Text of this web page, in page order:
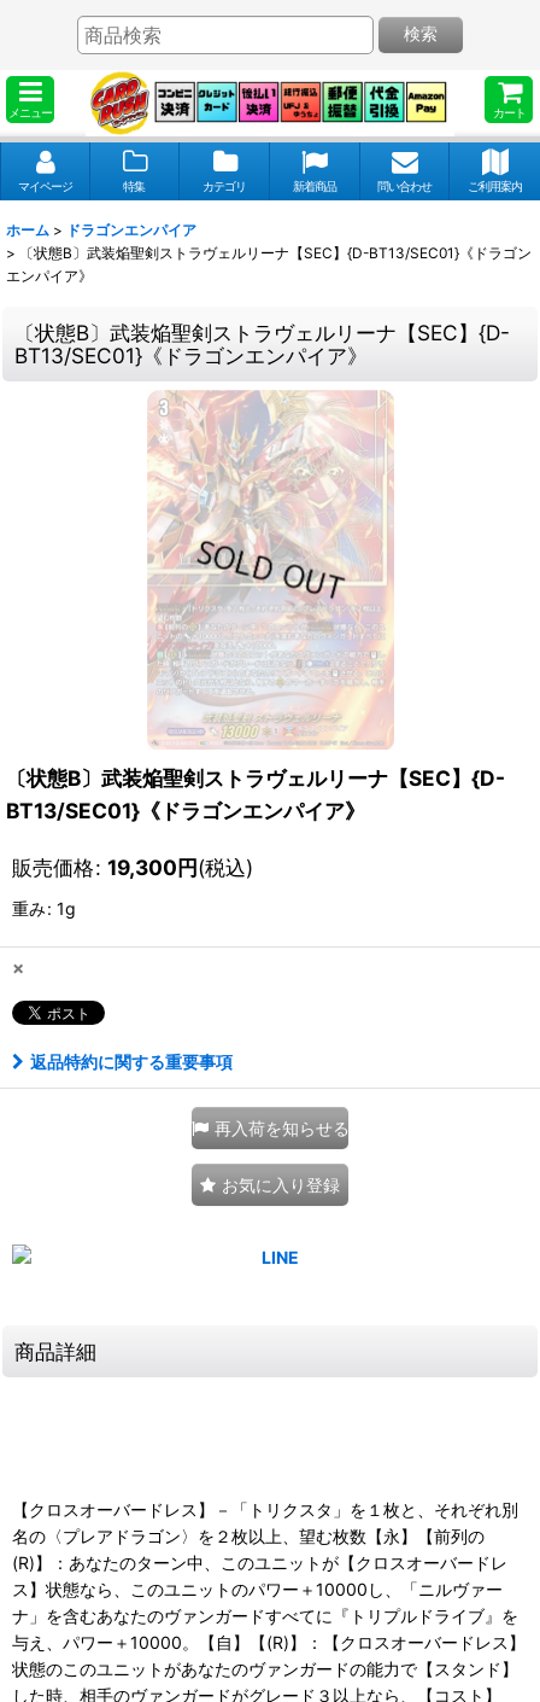
メニュー カート
検索
マイページ 特集 カテゴリ 新着商品 問い合わせ ご利用案内
ホーム > ドラゴンエンパイア
>
〔状態B〕武装焔聖剣ストラヴェルリーナ【SEC】{D-BT13/SEC01}《ドラゴン
エンパイア》
〔状態B〕武装焔聖剣ストラヴェルリーナ【SEC】{D-
BT13/SEC01}《ドラゴンエンパイア》
〔状態B〕武装焔聖剣ストラヴェルリーナ【SEC】{D-
BT13/SEC01}《ドラゴンエンパイア》
販売価格: 19,300円(税込)
重み: 1g
×
返品特約に関する重要事項
再入荷を知らせる
お気に入り登録
商品詳細
【クロスオーバードレス】－「トリクスタ」を１枚と、それぞれ別
名の〈プレアドラゴン〉を２枚以上、望む枚数【永】【前列の
(R)】：あなたのターン中、このユニットが【クロスオーバードレ
ス】状態なら、このユニットのパワー＋10000し、「ニルヴァー
ナ」を含むあなたのヴァンガードすべてに『トリプルドライブ』を
与え、パワー＋10000。【自】【(R)】：【クロスオーバードレス】
状態のこのユニットがあなたのヴァンガードの能力で【スタンド】
した時、相手のヴァンガードがグレード３以上なら、【コスト】